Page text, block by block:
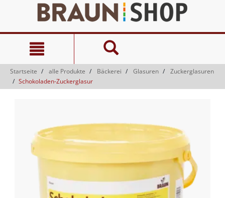
springen
Navigationsmenü
springen
Startseite alle Produkte Bäckerei Glasuren
Zuckerglasuren
Schokoladen-Zuckerglasur